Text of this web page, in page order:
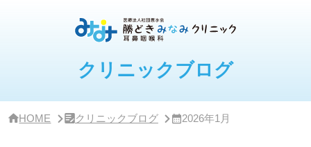
クリニックブログ
HOME クリニックブログ 2026年1月